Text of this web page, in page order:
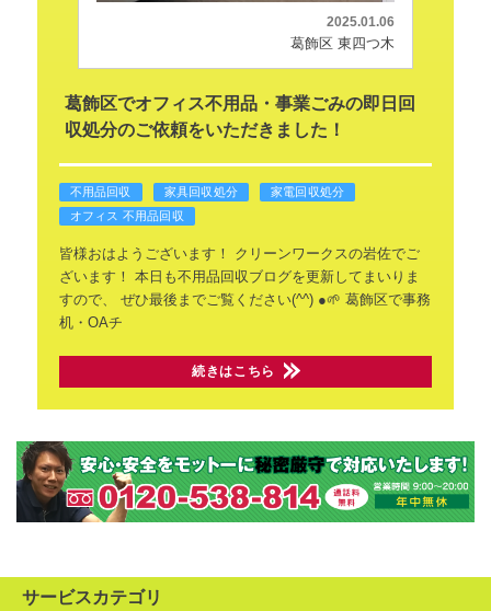
2025.01.06
葛飾区 東四つ木
葛飾区でオフィス不用品・事業ごみの即日回
収処分のご依頼をいただきました！
不用品回収 家具回収処分
家電回収処分
オフィス 不用品回収
皆様おはようございます！
クリーンワークスの岩佐でご
ざいます！ 本日も不用品回収ブログを更新してまいりま
すので、
ぜひ最後までご覧ください(^^) ●🌱 葛飾区で事務
机・OAチ
続きはこちら
サービスカテゴリ